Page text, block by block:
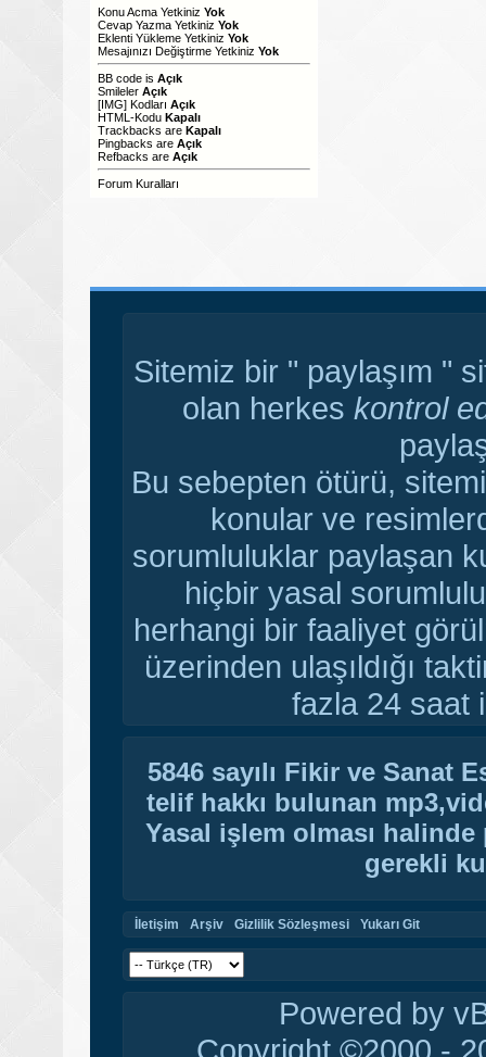
Konu Acma Yetkiniz Yok
Cevap Yazma Yetkiniz Yok
Eklenti Yükleme Yetkiniz Yok
Mesajınızı Değiştirme Yetkiniz Yok
BB code is Açık
Smileler Açık
[IMG] Kodları Açık
HTML-Kodu Kapalı
Trackbacks are Kapalı
Pingbacks are Açık
Refbacks are Açık
Forum Kuralları
Sitemiz bir " paylaşım "
olan herkes kontrol
Bu sebepten ötürü,
konular ve
sorumluluklar paylaşan
hiçbir yasal
herhangi bir faaliyet
üzerinden ulaşıldığı
fazla 24 saat
5846 sayılı Fikir ve Sanat
telif hakkı bulunan
Yasal işlem olması
gerekli
İletişim Arşiv Gizlilik Sözleşmesi Yukarı Git
Powered by